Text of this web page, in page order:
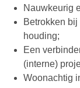
Nauwkeurig
Betrokken
houding;
Een
(interne)
Woonachtig